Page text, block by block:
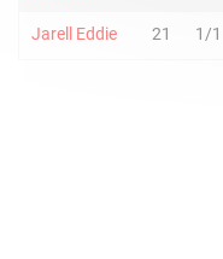
Jarell Eddie 21 1/1